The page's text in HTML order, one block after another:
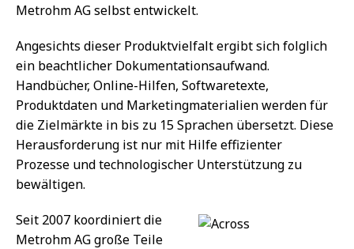
Metrohm AG selbst entwickelt.
Angesichts dieser Produktvielfalt ergibt sich folglich
ein beachtlicher Dokumentationsaufwand.
Handbücher, Online-Hilfen, Softwaretexte,
Produktdaten und Marketingmaterialien werden für
die Zielmärkte in bis zu 15 Sprachen übersetzt. Diese
Herausforderung ist nur mit Hilfe effizienter
Prozesse und technologischer Unterstützung zu
bewältigen.
Seit 2007 koordiniert die
Metrohm AG große Teile